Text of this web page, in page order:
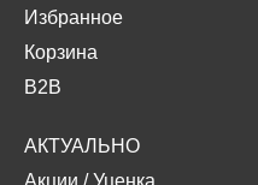
Избранное
Корзина
B2B
АКТУАЛЬНО
Акции /Уценка